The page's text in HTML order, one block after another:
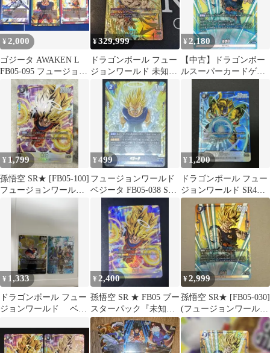
¥ 2,000
ゴジータ AWAKEN L
FB05-095 フュージョン
ワールド 未知なる冒険
¥329,999
ドラゴンボール フュー
ジョンワールド 未知な
る冒険 孫悟空 SCR
★★
¥ 2,180
【中古】ドラゴンボー
ルスーパーカードゲー
¥ 1,799
孫悟空 SR★ [FB05-100]
フュージョンワールド
未知なる冒険
¥499
フュージョンワールド
ベジータ FB05-038 SR
¥ 1,200
ドラゴンボール フュー
ジョンワールド SR4枚
セット
¥ 1,333
ドラゴンボール フュー
ジョンワールド ベジ
パラレル
¥2,400
孫悟空 SR ★ FB05 ブー
スターパック『未知な
る冒険』 FB05-100
¥2,999
孫悟空 SR★ [FB05-030]
(フュージョンワールド
「未知なる冒険」)